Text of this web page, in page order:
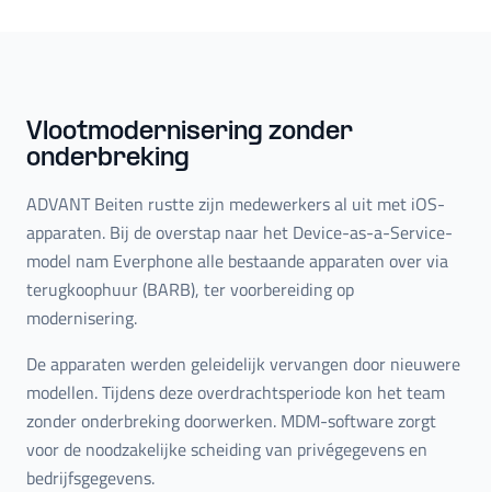
Vlootmodernisering zonder
onderbreking
ADVANT Beiten rustte zijn medewerkers al uit met iOS-
apparaten. Bij de overstap naar het Device-as-a-Service-
model nam Everphone alle bestaande apparaten over via
terugkoophuur (BARB), ter voorbereiding op
modernisering.
De apparaten werden geleidelijk vervangen door nieuwere
modellen. Tijdens deze overdrachtsperiode kon het team
zonder onderbreking doorwerken. MDM-software zorgt
voor de noodzakelijke scheiding van privégegevens en
bedrijfsgegevens.